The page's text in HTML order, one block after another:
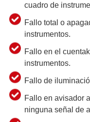
cuadro de
Fallo total o
instrumentos.
Fallo en el
instrumentos.
Fallo de
Fallo en avisador
ninguna señal de